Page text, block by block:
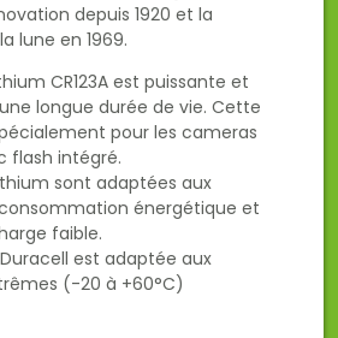
depuis 1920 et la
lune en 1969.
CR123A est puissante et
longue durée de vie. Cette
pour les cameras
flash intégré.
sont adaptées aux
énergétique et
faible.
Duracell est adaptée aux
(-20 à +60°C)